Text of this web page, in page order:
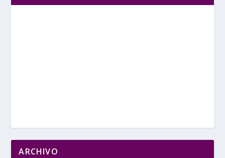
ARCHIVO